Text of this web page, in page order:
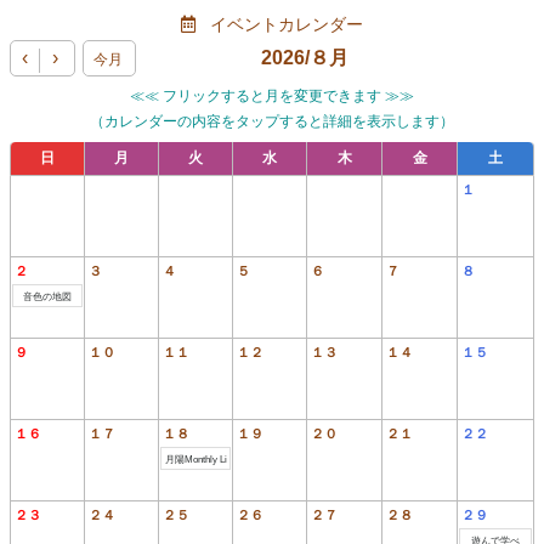
イベントカレンダー
‹ › 今月 2026/８月
≪≪ フリックすると月を変更できます ≫≫
（カレンダーの内容をタップすると詳細を表示します）
日 月 火 水 木 金 土
１
２ ３ ４ ５ ６ ７ ８
音色の地図
９ １０ １１ １２ １３ １４ １５
１６ １７ １８ １９ ２０ ２１ ２２
月陽Monthly Li
２３ ２４ ２５ ２６ ２７ ２８ ２９
遊んで学べ